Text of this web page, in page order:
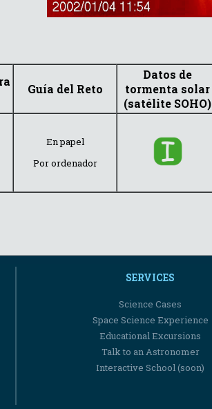
Guía del Reto
Datos de
tormenta solar
(satélite SOHO)
En papel
Por ordenador
SERVICES
Science Cases
Space Science Experience
Educational Excursions
Talk to an Astronomer
Interactive School (soon)